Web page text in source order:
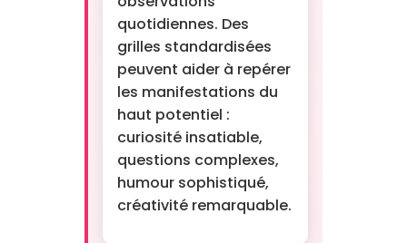
quotidiennes. Des
grilles standardisées
peuvent aider à repérer
les manifestations du
haut potentiel :
curiosité insatiable,
questions complexes,
humour sophistiqué,
créativité remarquable.